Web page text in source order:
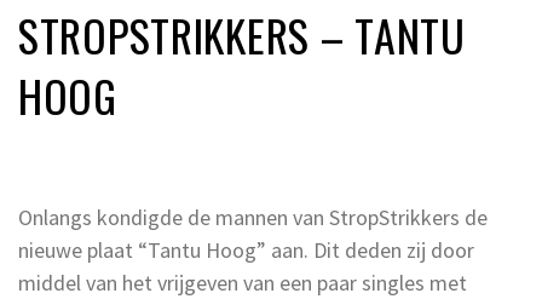
STROPSTRIKKERS – TANTU
HOOG
Onlangs kondigde de mannen van StropStrikkers de
nieuwe plaat “Tantu Hoog” aan. Dit deden zij door
middel van het vrijgeven van een paar singles met